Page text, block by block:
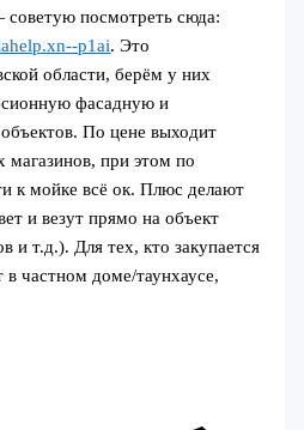
посмотреть сюда:
p1ai. Это
области, берём у них
фасадную и
По цене выходит
магазинов, при этом по
к мойке всё ок. Плюс делают
и везут прямо на объект
т.д.). Для тех, кто закупается
частном доме/таунхаусе,